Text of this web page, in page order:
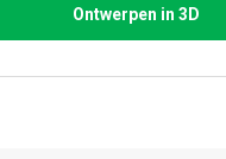
Ontwerpen in 3D